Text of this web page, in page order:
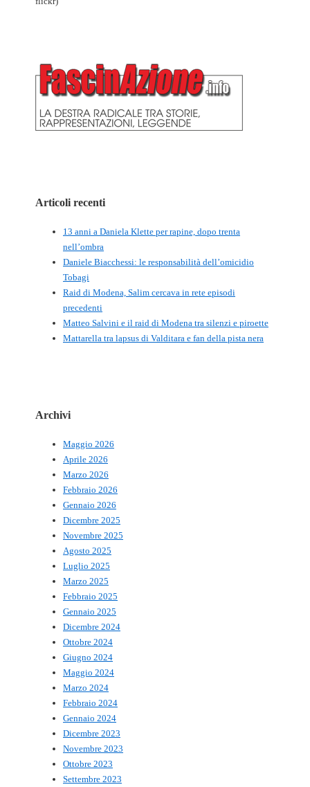
Articoli recenti
13 anni a Daniela Klette per rapine, dopo trenta
nell’ombra
Daniele Biacchessi: le responsabilità dell’omicidio
Tobagi
Raid di Modena, Salim cercava in rete episodi
precedenti
Matteo Salvini e il raid di Modena tra silenzi e piroette
Mattarella tra lapsus di Valditara e fan della pista nera
Archivi
Maggio 2026
Aprile 2026
Marzo 2026
Febbraio 2026
Gennaio 2026
Dicembre 2025
Novembre 2025
Agosto 2025
Luglio 2025
Marzo 2025
Febbraio 2025
Gennaio 2025
Dicembre 2024
Ottobre 2024
Giugno 2024
Maggio 2024
Marzo 2024
Febbraio 2024
Gennaio 2024
Dicembre 2023
Novembre 2023
Ottobre 2023
Settembre 2023